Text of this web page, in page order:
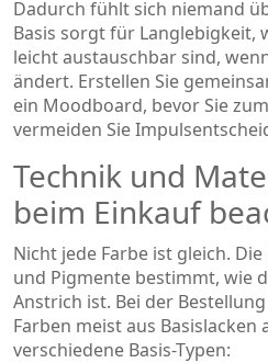
Dadurch fühlt sich niemand
Basis sorgt für Langlebigkeit,
leicht austauschbar sind,
ändert. Erstellen Sie
ein Moodboard, bevor Sie
vermeiden Sie
Technik und
beim Einkauf
Nicht jede Farbe ist gleich.
und Pigmente bestimmt, wie
Anstrich ist. Bei der
Farben meist aus Basislacken
verschiedene Basis-Typen: